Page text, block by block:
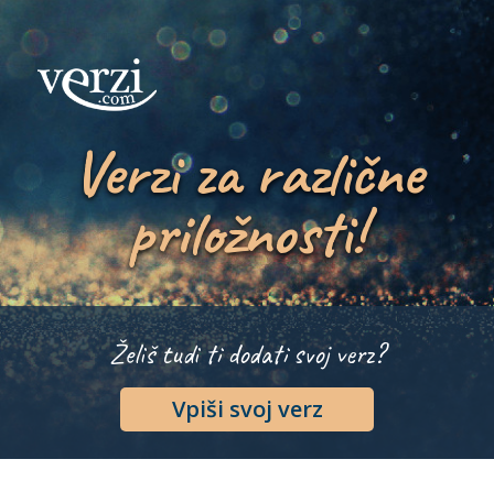
Verzi za različne
priložnosti!
Želiš tudi ti dodati svoj verz?
Vpiši svoj verz